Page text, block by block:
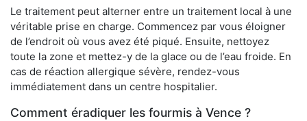
Le traitement peut alterner entre un traitement local à une
véritable prise en charge. Commencez par vous éloigner
de l’endroit où vous avez été piqué. Ensuite, nettoyez
toute la zone et mettez-y de la glace ou de l’eau froide. En
cas de réaction allergique sévère, rendez-vous
immédiatement dans un centre hospitalier.
Comment éradiquer les fourmis à Vence ?